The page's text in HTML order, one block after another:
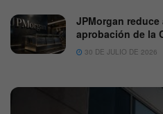
JPMorgan
aprobación de la
30 DE JULIO DE 2026